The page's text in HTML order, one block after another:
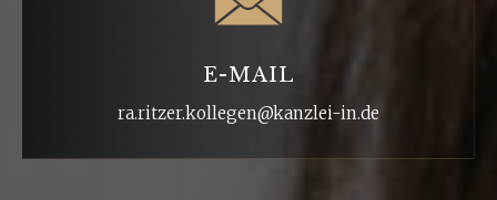
E-MAIL
ra.ritzer.kollegen@kanzlei-in.de